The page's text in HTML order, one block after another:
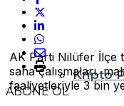
Kripto
ABONE OL
AK Parti Nilüfer İlçe
saha çalışmaları,
faaliyetleriyle 3 bin